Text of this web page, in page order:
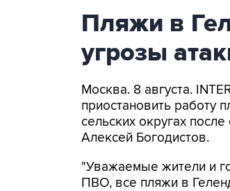
Пляжи в
угрозы
Москва. 8 августа.
приостановить работу
сельских округах
Алексей Богодистов.
"Уважаемые жители и
ПВО, все пляжи в